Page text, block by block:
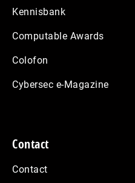
Kennisbank
Computable Awards
Colofon
Cybersec e-Magazine
Contact
Contact